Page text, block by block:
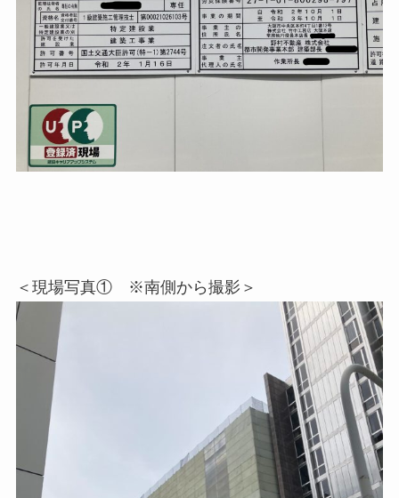
＜現場写真① ※南側から撮影＞